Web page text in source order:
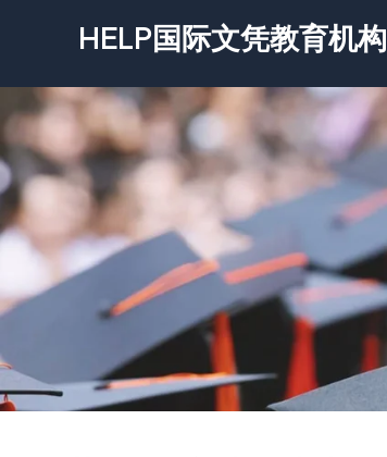
容
HELP国际文凭教育机构